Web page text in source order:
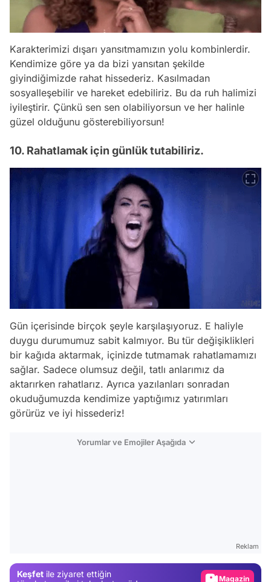
Karakterimizi dışarı yansıtmamızın yolu kombinlerdir.
Kendimize göre ya da bizi yansıtan şekilde
giyindiğimizde rahat hissederiz. Kasılmadan
sosyalleşebilir ve hareket edebiliriz. Bu da ruh halimizi
iyileştirir. Çünkü sen sen olabiliyorsun ve her halinle
güzel olduğunu gösterebiliyorsun!
10. Rahatlamak için günlük tutabiliriz.
Gün içerisinde birçok şeyle karşılaşıyoruz. E haliyle
duygu durumumuz sabit kalmıyor. Bu tür değişiklikleri
bir kağıda aktarmak, içinizde tutmamak rahatlamamızı
sağlar. Sadece olumsuz değil, tatlı anlarımız da
aktarırken rahatlarız. Ayrıca yazılanları sonradan
okuduğumuzda kendimize yaptığımız yatırımları
görürüz ve iyi hissederiz!
Yorumlar ve Emojiler Aşağıda
Reklam
Keşfet ile ziyaret ettiğin
Video